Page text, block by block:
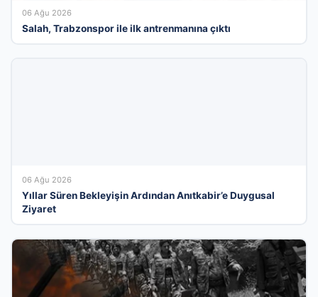
06 Ağu 2026
Salah, Trabzonspor ile ilk antrenmanına çıktı
06 Ağu 2026
Yıllar Süren Bekleyişin Ardından Anıtkabir’e Duygusal
Ziyaret